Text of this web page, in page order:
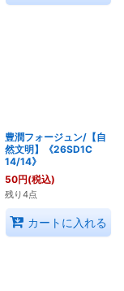
豊潤フォージュン/【自
然文明】《26SD1C
14/14》
50円(税込)
残り4点
カートに入れる